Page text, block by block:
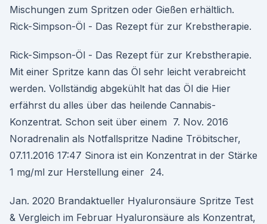
Mischungen zum Spritzen oder Gießen erhältlich.
Rick-Simpson-Öl - Das Rezept für zur Krebstherapie.
Rick-Simpson-Öl - Das Rezept für zur Krebstherapie.
Mit einer Spritze kann das Öl sehr leicht verabreicht
werden. Vollständig abgekühlt hat das Öl die Hier
erfährst du alles über das heilende Cannabis-
Konzentrat. Schon seit über einem 7. Nov. 2016
Noradrenalin als Notfallspritze Nadine Tröbitscher,
07.11.2016 17:47 Sinora ist ein Konzentrat in der Stärke
1 mg/ml zur Herstellung einer 24.
Jan. 2020 Brandaktueller Hyaluronsäure Spritze Test
& Vergleich im Februar Hyaluronsäure als Konzentrat,